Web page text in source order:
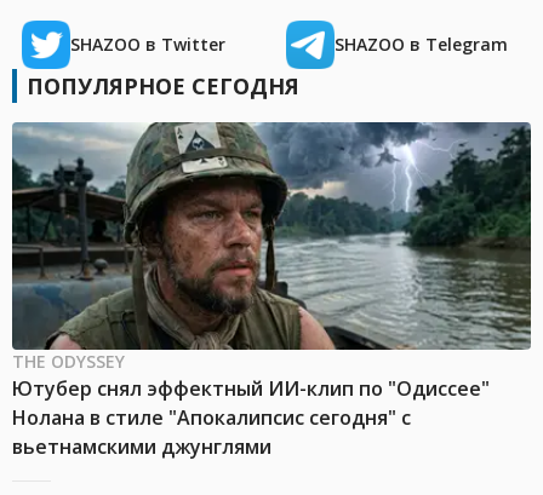
SHAZOO в Twitter SHAZOO в Telegram
ПОПУЛЯРНОЕ СЕГОДНЯ
THE ODYSSEY
Ютубер снял эффектный ИИ-клип по "Одиссее"
Нолана в стиле "Апокалипсис сегодня" с
вьетнамскими джунглями